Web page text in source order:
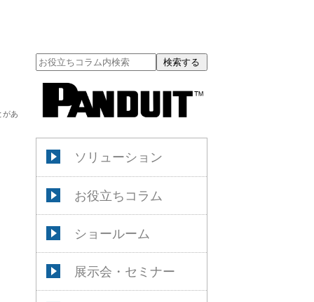
検索する
ソリューション
お役立ちコラム
ショールーム
展示会・セミナー
があ